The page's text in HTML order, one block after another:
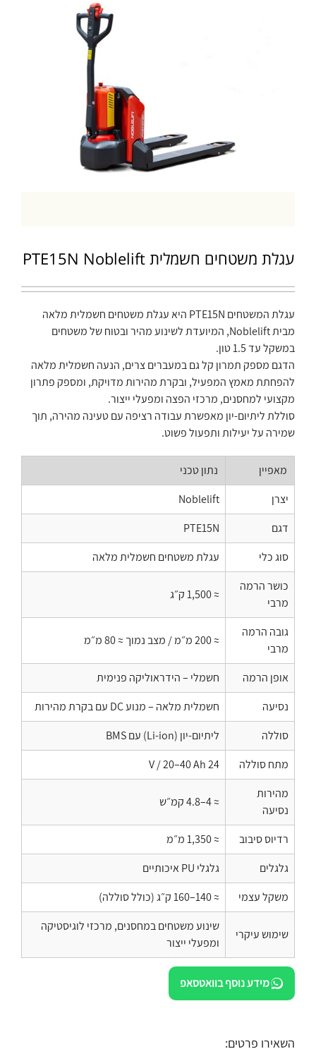
עגלת משטחים חשמלית PTE15N Noblelift
עגלת המשטחים PTE15N היא עגלת משטחים חשמלית מלאה
מבית Noblelift, המיועדת לשינוע מהיר ובטוח של משטחים
במשקל עד 1.5 טון.
הדגם מספק תמרון קל גם במעברים צרים, הנעה חשמלית מלאה
להפחתת מאמץ המפעיל, ובקרת מהירות מדויקת, ומספק פתרון
מקצועי למחסנים, מרכזי הפצה ומפעלי ייצור.
סוללת ליתיום-יון מאפשרת עבודה רציפה עם טעינה מהירה, תוך
שמירה על יעילות ותפעול פשוט.
מאפיין
נתון טכני
יצרן
Noblelift
דגם
PTE15N
סוג כלי
עגלת משטחים חשמלית מלאה
כושר הרמה
מרבי
≈ 1,500 ק״ג
גובה הרמה
מרבי
≈ 200 מ״מ / מצב נמוך ≈ 80 מ״מ
אופן הרמה
חשמלי – הידראוליקה פנימית
נסיעה
חשמלית מלאה – מנוע DC עם בקרת מהירות
סוללה
ליתיום-יון (Li-ion) עם BMS
מתח סוללה
24 V / 20–40 Ah
מהירות
נסיעה
≈ 4–4.8 קמ״ש
רדיוס סיבוב
≈ 1,350 מ״מ
גלגלים
גלגלי PU איכותיים
משקל עצמי
≈ 140–160 ק״ג (כולל סוללה)
שימוש עיקרי
שינוע משטחים במחסנים, מרכזי לוגיסטיקה
ומפעלי ייצור
מידע נוסף בוואטסאפ
השאירו פרטים: